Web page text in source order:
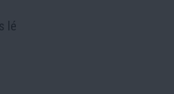
lé